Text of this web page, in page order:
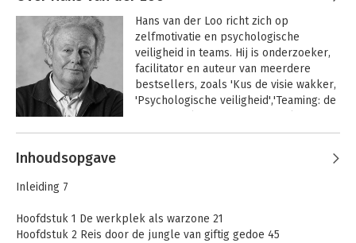
en vanaf 2007 is zij directeur van
Instituut KCB. Caroline en haar team
trainen bij meer dan 175 unieke
opdrachtgevers rondom
agressiepreventie, conflicthantering en
bemiddeling.
Giftig gedoe op de
werkplek
Hans van der Loo richt zich op
zelfmotivatie en psychologische
veiligheid in teams. Hij is onderzoeker,
facilitator en auteur van meerdere
bestsellers, zoals 'Kus de visie wakker,
'Psychologische veiligheid','Teaming: de
'Giftig gedoe op de werkplek', dat werd
Andere boeken door Hans van der
Loo
Inhoudsopgave
Inleiding 7
Hoofdstuk 1 De werkplek als warzone 21
Hoofdstuk 2 Reis door de jungle van giftig gedoe 45